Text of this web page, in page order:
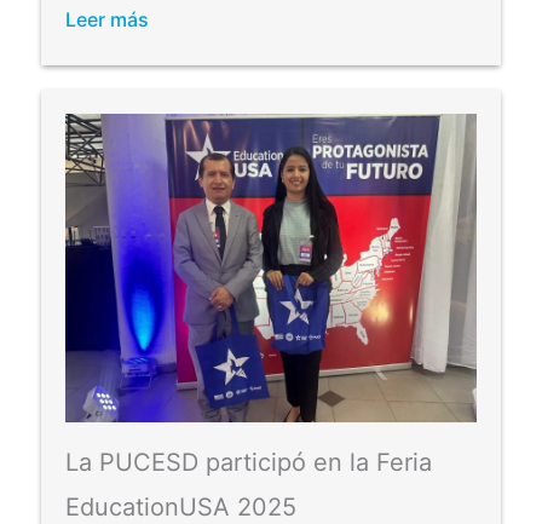
Leer más
La PUCESD participó en la Feria
EducationUSA 2025